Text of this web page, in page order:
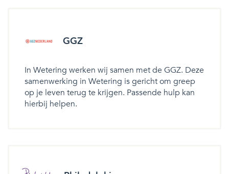
GGZ
In Wetering werken wij samen met de GGZ. Deze
samenwerking in Wetering is gericht om greep
op je leven terug te krijgen. Passende hulp kan
hierbij helpen.